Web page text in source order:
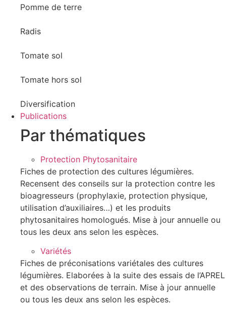
Pomme de terre
Radis
Tomate sol
Tomate hors sol
Diversification
Publications
Par thématiques
Protection Phytosanitaire
Fiches de protection des cultures légumières.
Recensent des conseils sur la protection contre les
bioagresseurs (prophylaxie, protection physique,
utilisation d’auxiliaires…) et les produits
phytosanitaires homologués. Mise à jour annuelle ou
tous les deux ans selon les espèces.
Variétés
Fiches de préconisations variétales des cultures
légumières. Elaborées à la suite des essais de l’APREL
et des observations de terrain. Mise à jour annuelle
ou tous les deux ans selon les espèces.